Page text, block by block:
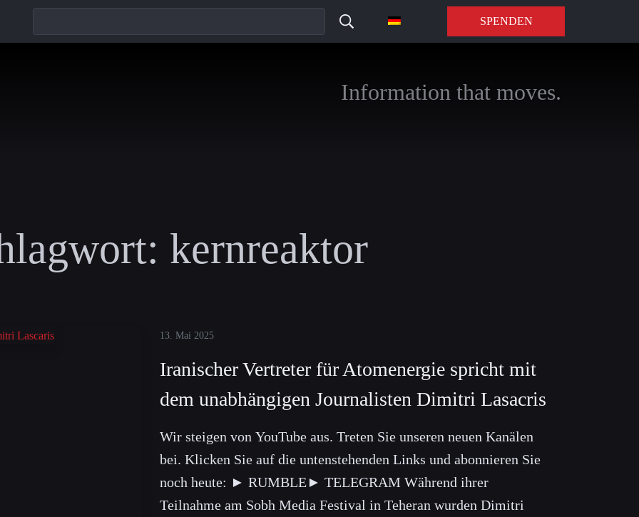
SPENDEN
Information that moves.
kernreaktor
13. Mai 2025
Iranischer Vertreter für Atomenergie spricht mit
dem unabhängigen Journalisten Dimitri Lasacris
Wir steigen von YouTube aus. Treten Sie unseren neuen Kanälen
bei. Klicken Sie auf die untenstehenden Links und abonnieren Sie
noch heute: ► RUMBLE► TELEGRAM Während ihrer
Teilnahme am Sobh Media Festival in Teheran wurden Dimitri